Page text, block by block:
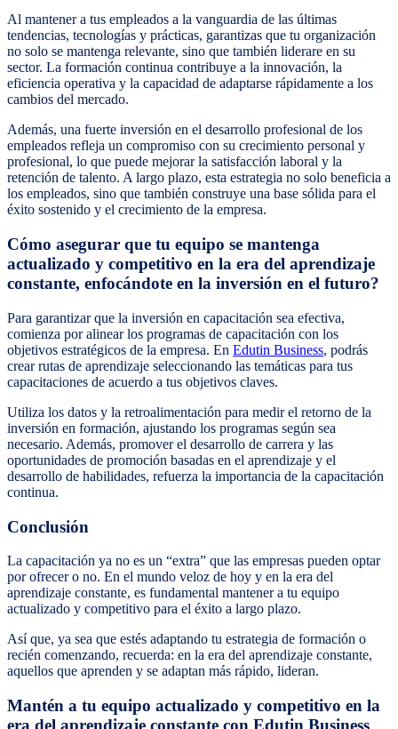
Al mantener a tus empleados a la vanguardia de las últimas
tendencias, tecnologías y prácticas, garantizas que tu organización
no solo se mantenga relevante, sino que también liderare en su
sector. La formación continua contribuye a la innovación, la
eficiencia operativa y la capacidad de adaptarse rápidamente a los
cambios del mercado.
Además, una fuerte inversión en el desarrollo profesional de los
empleados refleja un compromiso con su crecimiento personal y
profesional, lo que puede mejorar la satisfacción laboral y la
retención de talento. A largo plazo, esta estrategia no solo beneficia a
los empleados, sino que también construye una base sólida para el
éxito sostenido y el crecimiento de la empresa.
Cómo asegurar que tu equipo se mantenga
actualizado y competitivo en la era del aprendizaje
constante, enfocándote en la inversión en el futuro?
Para garantizar que la inversión en capacitación sea efectiva,
comienza por alinear los programas de capacitación con los
objetivos estratégicos de la empresa. En Edutin Business, podrás
crear rutas de aprendizaje seleccionando las temáticas para tus
capacitaciones de acuerdo a tus objetivos claves.
Utiliza los datos y la retroalimentación para medir el retorno de la
inversión en formación, ajustando los programas según sea
necesario. Además, promover el desarrollo de carrera y las
oportunidades de promoción basadas en el aprendizaje y el
desarrollo de habilidades, refuerza la importancia de la capacitación
continua.
Conclusión
La capacitación ya no es un “extra” que las empresas pueden optar
por ofrecer o no. En el mundo veloz de hoy y en la era del
aprendizaje constante, es fundamental mantener a tu equipo
actualizado y competitivo para el éxito a largo plazo.
Así que, ya sea que estés adaptando tu estrategia de formación o
recién comenzando, recuerda: en la era del aprendizaje constante,
aquellos que aprenden y se adaptan más rápido, lideran.
Mantén a tu equipo actualizado y competitivo en la
era del aprendizaje constante con Edutin Business